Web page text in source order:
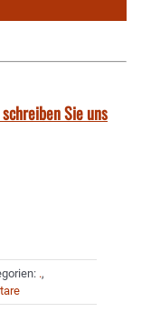
Sie uns
.,